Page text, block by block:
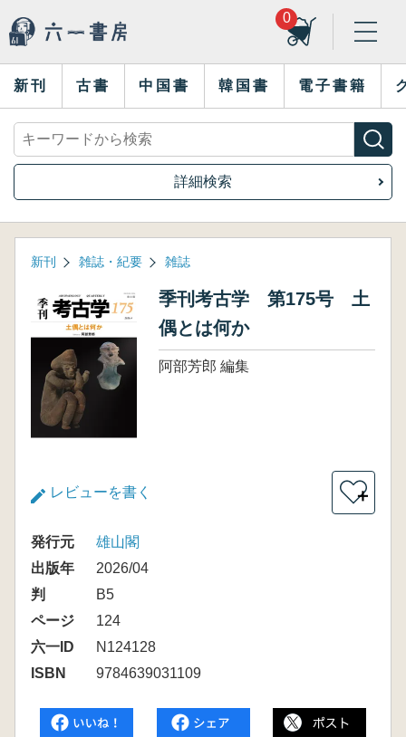
0
新刊 古書 中国書 韓国書 電子書籍
詳細検索
新刊 雑誌・紀要 雑誌
季刊考古学 第175号 土
偶とは何か
阿部芳郎 編集
レビューを書く ＋
発行元
雄山閣
出版年
2026/04
判
B5
ページ
124
六一ID
N124128
ISBN
9784639031109